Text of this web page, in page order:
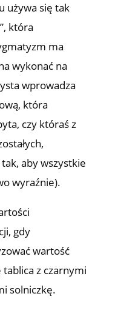
używa się tak
która
ma
wykonać na
wprowadza
która
czy któraś z
aby wszystkie
wyraźnie).
gdy
wartość
z czarnymi
solniczkę.